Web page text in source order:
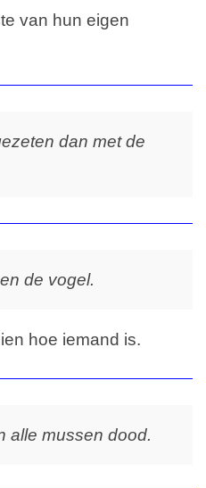
van hun eigen
dan met de
de vogel.
hoe iemand is.
alle mussen dood.